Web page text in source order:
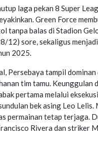
laga pekan 8 Super
Green Force
tanpa balas di Stadion
12) sore, sekaligus
2025.
Persebaya tampil
tim tamu. Keunggulan
pertama melalui
bek asing Leo Lelis.
permainan tetap terjaga.
Rivera dan striker